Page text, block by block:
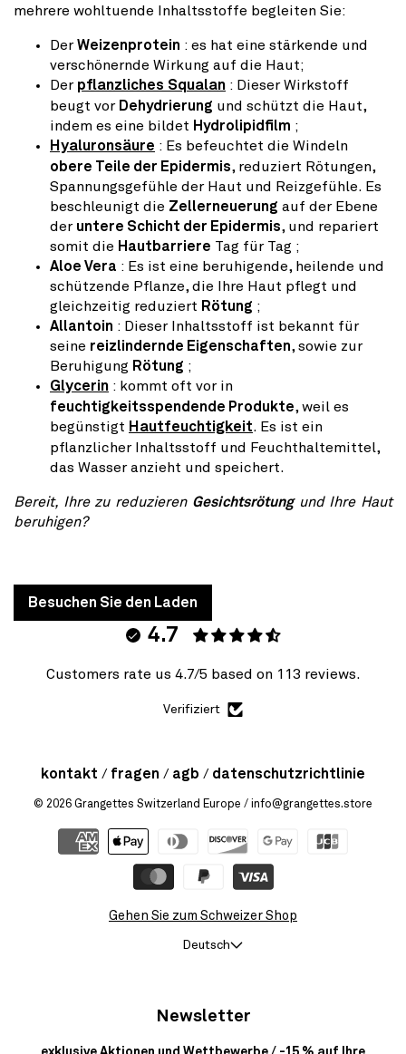
mehrere wohltuende Inhaltsstoffe begleiten Sie:
DerWeizenprotein : es hat eine stärkende und
verschönernde Wirkung auf die Haut;
Der pflanzliches Squalan : Dieser Wirkstoff
beugt vor Dehydrierung und schützt die Haut,
indem es eine bildet Hydrolipidfilm ;
Hyaluronsäure : Es befeuchtet die Windeln
obere Teile der Epidermis, reduziert Rötungen,
Spannungsgefühle der Haut und Reizgefühle. Es
beschleunigt die Zellerneuerung auf der Ebene
der untere Schicht der Epidermis, und repariert
somit die Hautbarriere Tag für Tag ;
Aloe Vera : Es ist eine beruhigende, heilende und
schützende Pflanze, die Ihre Haut pflegt und
gleichzeitig reduziert Rötung ;
Allantoin : Dieser Inhaltsstoff ist bekannt für
seine reizlindernde Eigenschaften, sowie zur
Beruhigung Rötung ;
Glycerin : kommt oft vor in
feuchtigkeitsspendende Produkte, weil es
begünstigt Hautfeuchtigkeit. Es ist ein
pflanzlicher Inhaltsstoff und Feuchthaltemittel,
das Wasser anzieht und speichert.
Bereit, Ihre zu reduzieren Gesichtsrötungund Ihre Haut
beruhigen?
Besuchen Sie den Laden
4.7
Customers rate us 4.7/5 based on 113 reviews.
Verifiziert
kontakt fragen agb datenschutzrichtlinie
© 2026 Grangettes Switzerland Europe / info@grangettes.store
Gehen Sie zum Schweizer Shop
Deutsch
Newsletter